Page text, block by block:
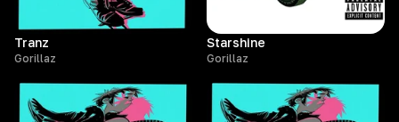
Tranz
Gorillaz
Starshine
Gorillaz